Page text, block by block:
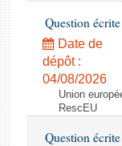
Dossiers
Budget et
Questions
Comptes rendus
Question
Date de
dépôt :
04/08/2026
Union
RescEU
Question